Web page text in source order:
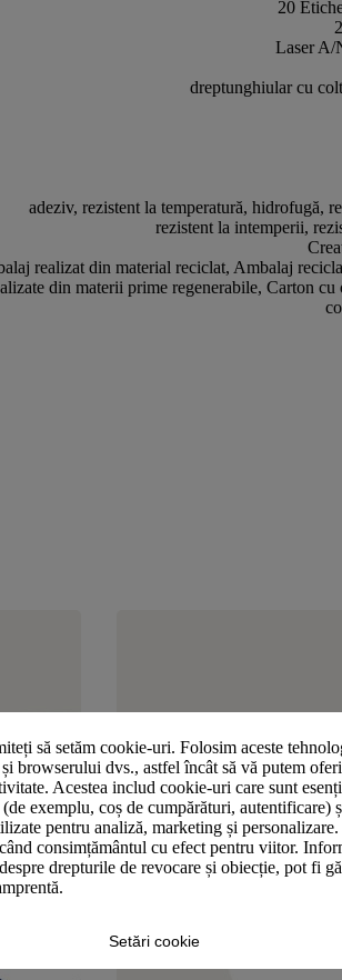
să setăm cookie-uri. Folosim aceste
browserului dvs., astfel încât să vă putem
Acestea includ cookie-uri care sunt
exemplu, coș de cumpărături, autentificare)
pentru analiză, marketing și
consimțământul cu efect pentru viitor.
drepturile de revocare și obiecție, pot fi
Setări cookie
20
Laser A/
dreptunghiular cu
adeziv, rezistent la temperatură, hidrofugă,
rezistent la intemperii,
realizat din material reciclat, Ambalaj
din materii prime regenerabile, Carton